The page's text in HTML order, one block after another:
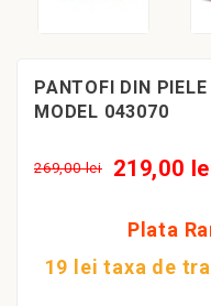
PANTOFI DIN
MODEL 043070
269,00 lei 219,00
Plata
19 lei taxa de